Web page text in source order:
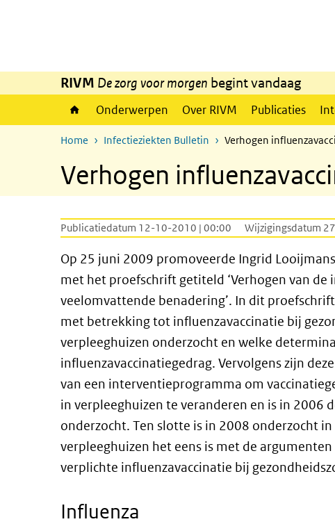
RIVM De zorg voor morgen begint vandaag
Onderwerpen Over RIVM Publicaties
Home Infectieziekten Bulletin Verhogen
Verhogen
Publicatiedatum 12-10-2010 | 00:00 Wijzigingsdatum
Op 25 juni 2009 promoveerde Ingrid
met het proefschrift getiteld ‘Verhogen van de
veelomvattende benadering’. In dit
met betrekking tot influenzavaccinatie bij
verpleeghuizen onderzocht en welke
influenzavaccinatiegedrag. Vervolgens zijn
van een interventieprogramma om
in verpleeghuizen te veranderen en is in 2006
onderzocht. Ten slotte is in 2008 onderzocht
verpleeghuizen het eens is met de
verplichte influenzavaccinatie bij
Influenza